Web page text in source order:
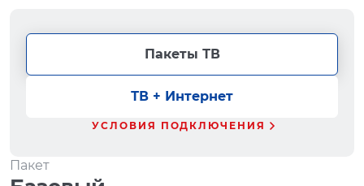
Пакеты ТВ
ТВ + Интернет
УСЛОВИЯ ПОДКЛЮЧЕНИЯ
Пакет